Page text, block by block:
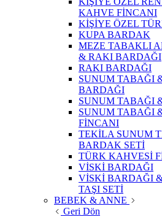
KAHVE FİNCANI
KİŞİYE ÖZEL
KUPA BARDAK
MEZE TABAKLI
& RAKI BARDAĞI
RAKI BARDAĞI
SUNUM TABAĞI
BARDAĞI
SUNUM TABAĞI
SUNUM TABAĞI
FİNCANI
TEKİLA SUNUM
BARDAK SETİ
TÜRK KAHVESİ
VİSKİ BARDAĞI
VİSKİ BARDAĞI
TAŞI SETİ
BEBEK & ANNE
Geri Dön